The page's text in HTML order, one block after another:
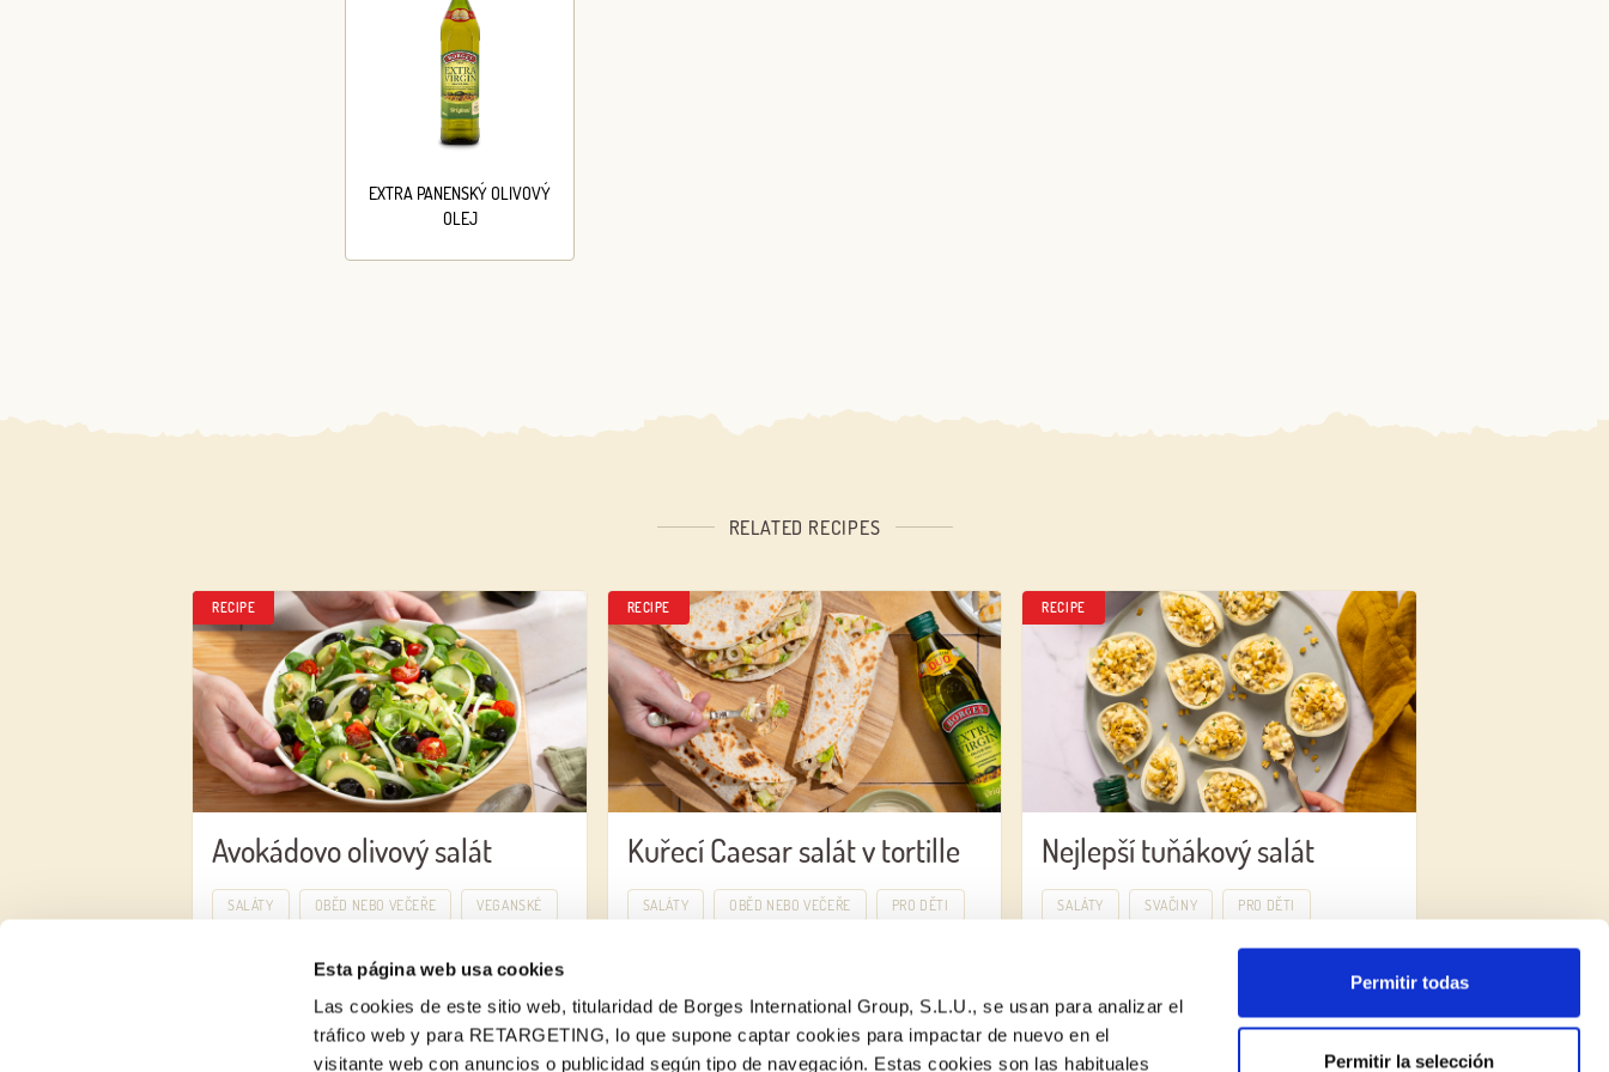
Esta página web usa cookies
Las cookies de este sitio web, titularidad de Borges International Group, S.L.U., se usan para analizar el
tráfico web y para RETARGETING, lo que supone captar cookies para impactar de nuevo en el
visitante web con anuncios o publicidad según tipo de navegación. Estas cookies son las habituales
Permitir todas
Permitir la selección
EXTRA PANENSKÝ OLIVOVÝ
OLEJ
RELATED RECIPES
RECIPE
Avokádovo olivový salát
SALÁTY OBĚD NEBO VEČEŘE VEGANSKÉ
RECIPE
Kuřecí Caesar salát v tortille
SALÁTY OBĚD NEBO VEČEŘE PRO DĚTI
RECIPE
Nejlepší tuňákový salát
SALÁTY SVAČINY PRO DĚTI